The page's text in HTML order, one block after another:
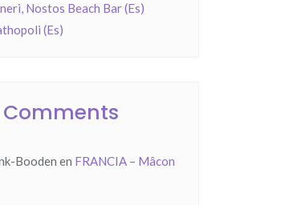
Nostos Beach Bar (Es)
(Es)
Comments
Booden en FRANCIA – Mâcon